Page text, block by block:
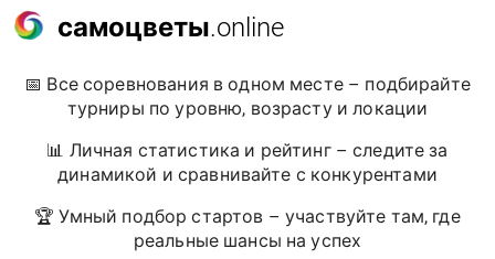
самоцветы.online
📅 Все соревнования в одном месте – подбирайте
турниры по уровню, возрасту и локации
📊 Личная статистика и рейтинг – следите за
динамикой и сравнивайте с конкурентами
🏆 Умный подбор стартов – участвуйте там, где
реальные шансы на успех